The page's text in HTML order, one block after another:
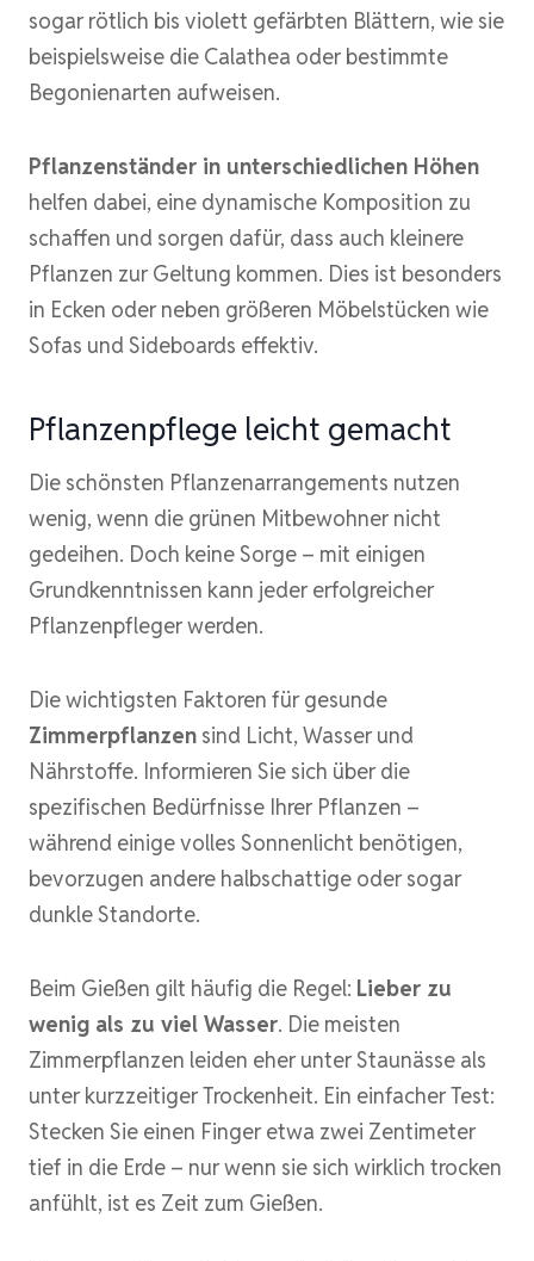
sogar rötlich bis violett gefärbten Blättern, wie sie
beispielsweise die Calathea oder bestimmte
Begonienarten aufweisen.
Pflanzenständer in unterschiedlichen Höhen
helfen dabei, eine dynamische Komposition zu
schaffen und sorgen dafür, dass auch kleinere
Pflanzen zur Geltung kommen. Dies ist besonders
in Ecken oder neben größeren Möbelstücken wie
Sofas und Sideboards effektiv.
Pflanzenpflege leicht gemacht
Die schönsten Pflanzenarrangements nutzen
wenig, wenn die grünen Mitbewohner nicht
gedeihen. Doch keine Sorge – mit einigen
Grundkenntnissen kann jeder erfolgreicher
Pflanzenpfleger werden.
Die wichtigsten Faktoren für gesunde
Zimmerpflanzen sind Licht, Wasser und
Nährstoffe. Informieren Sie sich über die
spezifischen Bedürfnisse Ihrer Pflanzen –
während einige volles Sonnenlicht benötigen,
bevorzugen andere halbschattige oder sogar
dunkle Standorte.
Beim Gießen gilt häufig die Regel: Lieber zu
wenig als zu viel Wasser. Die meisten
Zimmerpflanzen leiden eher unter Staunässe als
unter kurzzeitiger Trockenheit. Ein einfacher Test:
Stecken Sie einen Finger etwa zwei Zentimeter
tief in die Erde – nur wenn sie sich wirklich trocken
anfühlt, ist es Zeit zum Gießen.